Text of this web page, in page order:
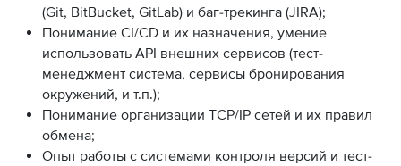
(Git, BitBucket, GitLab) и баг-трекинга (JIRA);
Понимание CI/CD и их назначения, умение
использовать API внешних сервисов (тест-
менеджмент система, сервисы бронирования
окружений, и т.п.);
Понимание организации TCP/IP сетей и их правил
обмена;
Опыт работы с системами контроля версий и тест-